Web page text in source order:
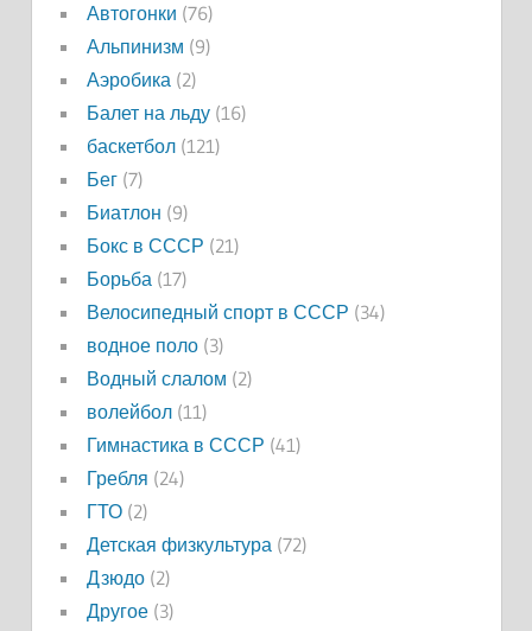
Автогонки (76)
Альпинизм (9)
Аэробика(2)
Балет на льду(16)
баскетбол(121)
Бег(7)
Биатлон (9)
Бокс в СССР (21)
Борьба(17)
Велосипедный спорт в СССР (34)
водное поло(3)
Водный слалом (2)
волейбол(11)
Гимнастика в СССР (41)
Гребля (24)
ГТО(2)
Детская физкультура(72)
Дзюдо(2)
Другое(3)